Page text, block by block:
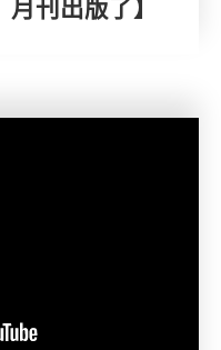
刊出版了】